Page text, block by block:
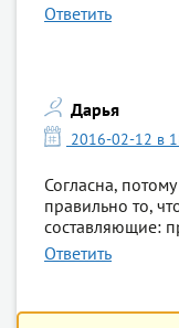
Ответить
Дарья
2016-02-12 в
Согласна,
правильно то,
составляющие:
Ответить